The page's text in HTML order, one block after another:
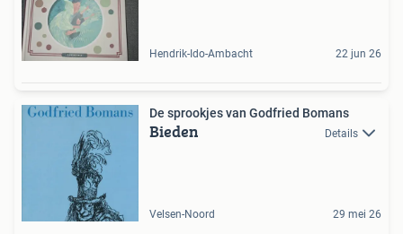
Hendrik-Ido-Ambacht 22 jun 26
De sprookjes van Godfried Bomans
Bieden Details
Velsen-Noord 29 mei 26